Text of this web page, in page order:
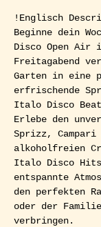
!Englisch
Beginne dein
Disco Open Air
Freitagabend
Garten in eine
erfrischende
Italo Disco
Erlebe den
Sprizz,
alkoholfreien
Italo Disco
entspannte
den perfekten
oder der
verbringen.